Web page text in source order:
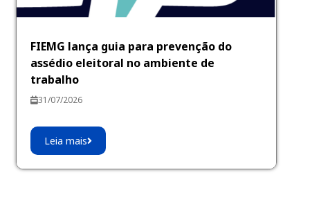
FIEMG lança guia para prevenção do
assédio eleitoral no ambiente de
trabalho
31/07/2026
Leia mais